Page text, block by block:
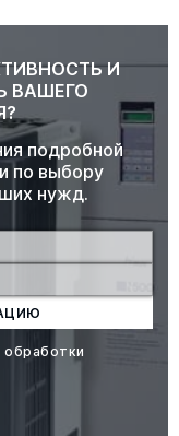
И
ВАШЕГО
подробной
по выбору
нужд.
обработки